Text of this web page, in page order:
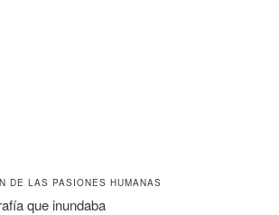
DE LAS PASIONES HUMANAS
que inundaba